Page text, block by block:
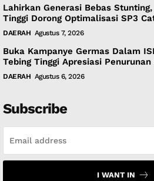
Lahirkan Generasi Bebas
Tinggi Dorong Optimalisasi SP3
DAERAH Agustus 7, 2026
Buka Kampanye Germas Dalam
Tebing Tinggi Apresiasi
DAERAH Agustus 6, 2026
Subscribe
I WANT IN